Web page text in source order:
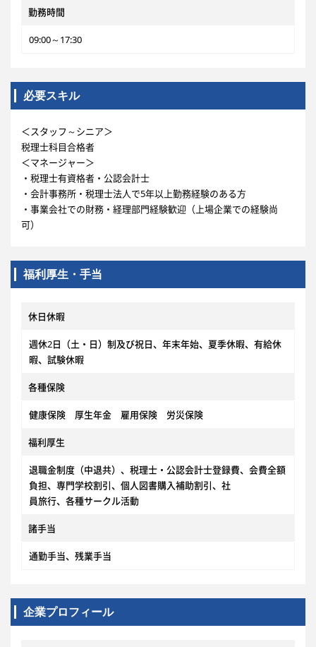
勤務時間
09:00～17:30
必要スキル
＜スタッフ～シニア＞
税理士科目合格者
＜マネージャー＞
・税理士有資格者・公認会計士
・会計事務所・税理士法人で5年以上勤務経験のある方
・事業会社での財務・経理部門経験歓迎（上場企業での経験尚
可）
福利厚生・手当
休日休暇
週休2日（土・日）制及び祝日、年末年始、夏季休暇、有給休
暇、試験休暇
各種保険
健康保険 厚生年金 雇用保険 労災保険
福利厚生
退職金制度（中退共）、税理士・公認会計士登録費、会費全額
負担、専門学校割引、個人図書購入補助割引、社
員旅行、各種サークル活動
諸手当
通勤手当、残業手当
企業プロフィール